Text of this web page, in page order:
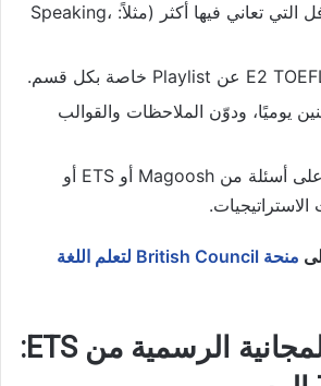
حدّد أقسام التوفل التي تعاني فيها أكثر (مثلاً: Speaking،
يوميًا، ودوّن الملاحظات والقوالب
طبّق ما تعلّمته على أسئلة من Magoosh أو ETS أو
منحة British Council لتعلم اللغة
5) المصادر المجانية الرسمية من ETS: